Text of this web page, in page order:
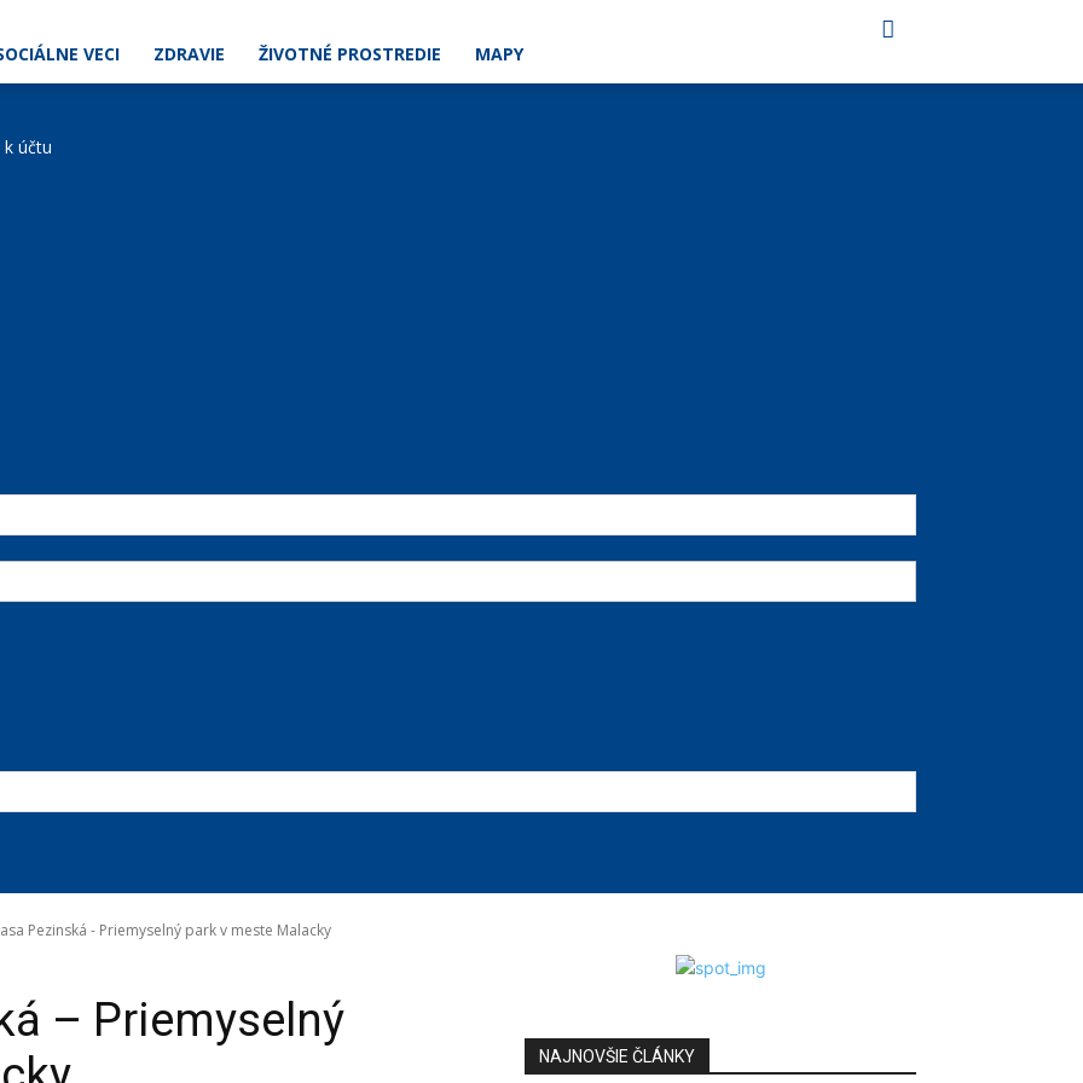
VECI ZDRAVIE ŽIVOTNÉ PROSTREDIE MAPY
k účtu
Pezinská - Priemyselný park v meste Malacky
– Priemyselný
NAJNOVŠIE ČLÁNKY